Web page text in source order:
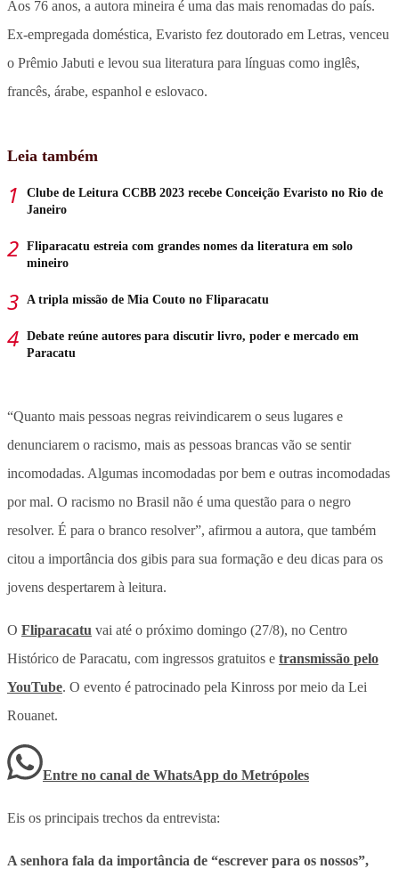
Aos 76 anos, a autora mineira é uma das mais renomadas do país.
Ex-empregada doméstica, Evaristo fez doutorado em Letras, venceu
o Prêmio Jabuti e levou sua literatura para línguas como inglês,
francês, árabe, espanhol e eslovaco.
Leia também
Clube de Leitura CCBB 2023 recebe Conceição Evaristo no Rio de
Janeiro
Fliparacatu estreia com grandes nomes da literatura em solo
mineiro
A tripla missão de Mia Couto no Fliparacatu
Debate reúne autores para discutir livro, poder e mercado em
Paracatu
“Quanto mais pessoas negras reivindicarem o seus lugares e
denunciarem o racismo, mais as pessoas brancas vão se sentir
incomodadas. Algumas incomodadas por bem e outras incomodadas
por mal. O racismo no Brasil não é uma questão para o negro
resolver. É para o branco resolver”, afirmou a autora, que também
citou a importância dos gibis para sua formação e deu dicas para os
jovens despertarem à leitura.
O Fliparacatu vai até o próximo domingo (27/8), no Centro
Histórico de Paracatu, com ingressos gratuitos e transmissão pelo
YouTube. O evento é patrocinado pela Kinross por meio da Lei
Rouanet.
Entre no canal de WhatsApp do Metrópoles
Eis os principais trechos da entrevista:
A senhora fala da importância de “escrever para os nossos”,